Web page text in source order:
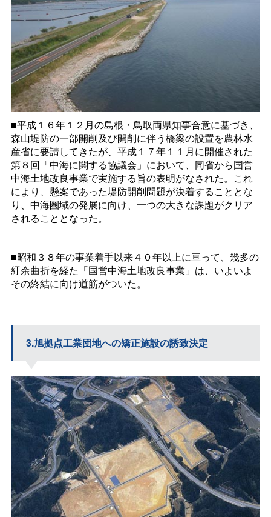
■平成１６年１２月の島根・鳥取両県知事合意に基づき、
森山堤防の一部開削及び開削に伴う橋梁の設置を農林水
産省に要請してきたが、平成１７年１１月に開催された
第８回「中海に関する協議会」において、同省から国営
中海土地改良事業で実施する旨の表明がなされた。これ
により、懸案であった堤防開削問題が決着することとな
り、中海圏域の発展に向け、一つの大きな課題がクリア
されることとなった。
■昭和３８年の事業着手以来４０年以上に亘って、幾多の
紆余曲折を経た「国営中海土地改良事業」は、いよいよ
その終結に向け道筋がついた。
3.旭拠点工業団地への矯正施設の誘致決定